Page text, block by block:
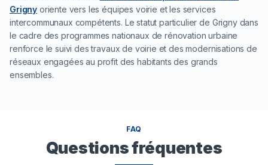
Grigny oriente vers les équipes voirie et les services
intercommunaux compétents. Le statut particulier de Grigny dans
le cadre des programmes nationaux de rénovation urbaine
renforce le suivi des travaux de voirie et des modernisations de
réseaux engagées au profit des habitants des grands
ensembles.
FAQ
Questions fréquentes